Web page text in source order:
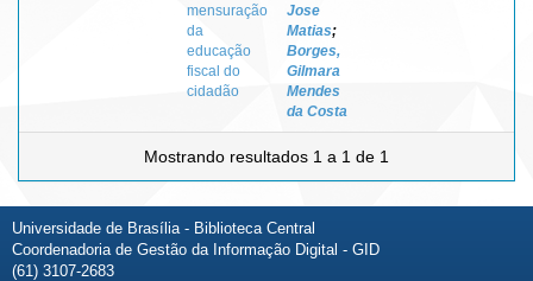
mensuração
da
educação
fiscal do
cidadão
Jose
Matias;
Borges,
Gilmara
Mendes
da Costa
Mostrando resultados 1 a 1 de 1
Universidade de Brasília - Biblioteca Central
Coordenadoria de Gestão da Informação Digital - GID
(61) 3107-2683